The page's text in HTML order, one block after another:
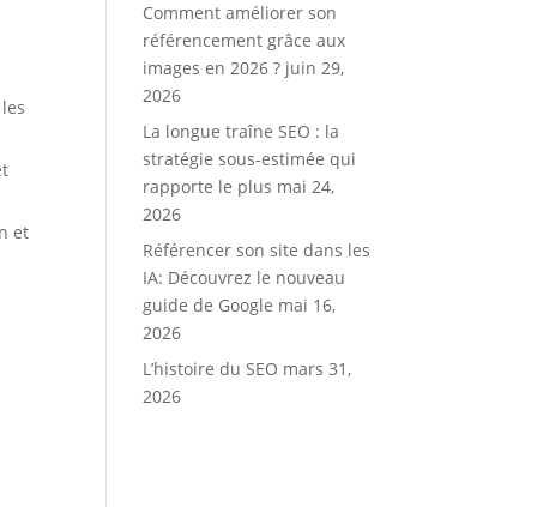
et
Comment améliorer son
référencement grâce aux
images en 2026 ? juin 29,
2026
La longue traîne SEO : la
stratégie sous-estimée qui
rapporte le plus mai 24,
2026
Référencer son site dans les
IA: Découvrez le nouveau
guide de Google mai 16,
2026
L’histoire du SEO mars 31,
2026